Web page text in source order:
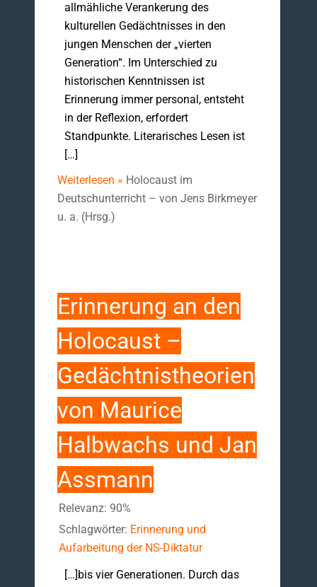
allmähliche Verankerung des
kulturellen Gedächtnisses in den
jungen Menschen der „vierten
Generation“. Im Unterschied zu
historischen Kenntnissen ist
Erinnerung immer personal, entsteht
in der Reflexion, erfordert
Standpunkte. Literarisches Lesen ist
[…]
Weiterlesen » Holocaust im
Deutschunterricht – von Jens Birkmeyer
u. a. (Hrsg.)
Erinnerung an den
Holocaust –
Gedächtnistheorien
von Maurice
Halbwachs und Jan
Assmann
Relevanz: 90%
Schlagwörter: Erinnerung und
Aufarbeitung der NS-Diktatur
[…]bis vier Generationen. Durch das